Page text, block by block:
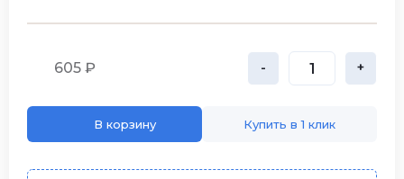
605 ₽ - +
В корзину Купить в 1 клик